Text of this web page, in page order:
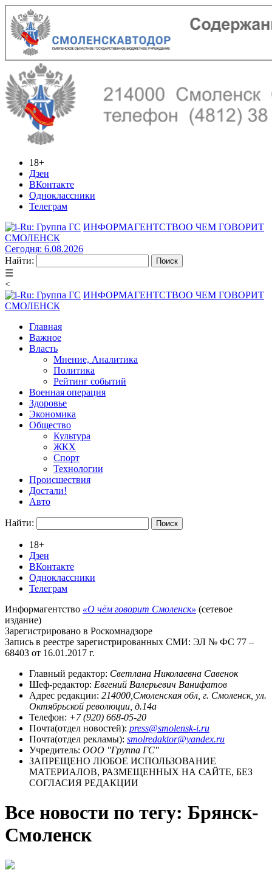
18+
Дзен
ВКонтакте
Одноклассники
Телеграм
ИНФОРМАГЕНТСТВОО ЧЕМ ГОВОРИТ
СМОЛЕНСК
Сегодня: 6.08.2026
Найти:
☰
<
ИНФОРМАГЕНТСТВОО ЧЕМ ГОВОРИТ
СМОЛЕНСК
Главная
Важное
Власть
Мнение, Аналитика
Политика
Рейтинг событий
Военная операция
Здоровье
Экономика
Общество
Культура
ЖКХ
Спорт
Технологии
Происшествия
Достали!
Авто
Найти:
18+
Дзен
ВКонтакте
Одноклассники
Телеграм
Информагентство «О чём говорит Смоленск» (сетевое
издание)
Зарегистрировано в Роскомнадзоре
Запись в реестре зарегистрированных СМИ: ЭЛ № ФС 77 –
68403 от 16.01.2017 г.
Главный редактор: Светлана Николаевна Савенок
Шеф-редактор: Евгений Валерьевич Ванифатов
Адрес редакции: 214000,Смоленская обл, г. Смоленск, ул.
Октябрьской революции, д.14а
Телефон: +7 (920) 668-05-20
Почта(отдел новостей): press@smolensk-i.ru
Почта(отдел рекламы): smolredaktor@yandex.ru
Учредитель: ООО "Группа ГС"
ЗАПРЕЩЕНО ЛЮБОЕ ИСПОЛЬЗОВАНИЕ
МАТЕРИАЛОВ, РАЗМЕЩЕННЫХ НА САЙТЕ, БЕЗ
СОГЛАСИЯ РЕДАКЦИИ
Все новости по тегу: Брянск-
Смоленск